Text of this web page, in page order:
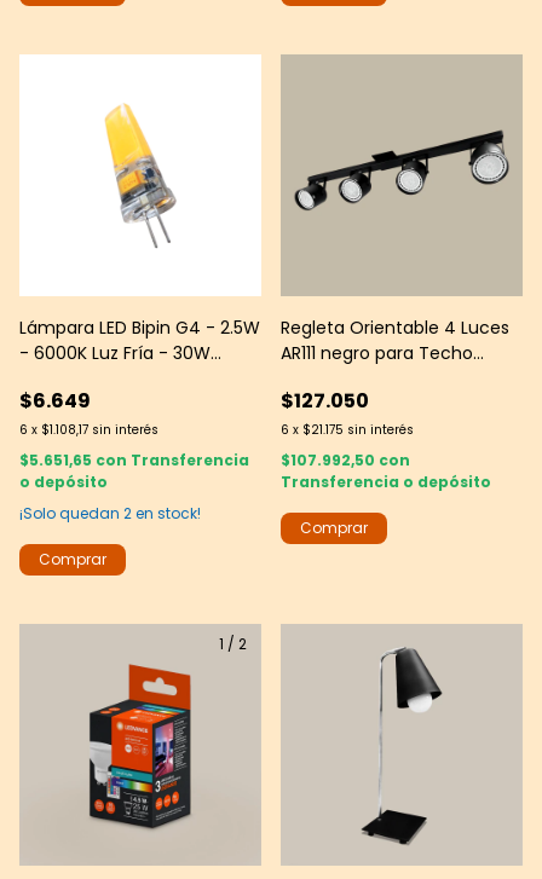
Lámpara LED Bipin G4 - 2.5W
- 6000K Luz Fría - 30W
$6.649
6 x $1.108,17 sin interés
$5.651,65 con Transferencia
o depósito
¡Solo quedan 2en stock!
Regleta Orientable 4 Luces
AR111 negro para Techo
$127.050
6 x $21.175 sin interés
$107.992,50 con
Transferencia o depósito
1 / 2